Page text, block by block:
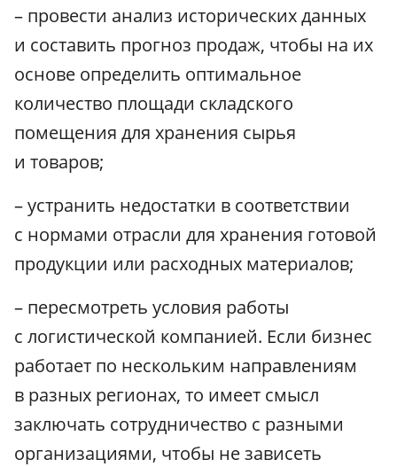
– провести анализ исторических данных
и составить прогноз продаж, чтобы на их
основе определить оптимальное
количество площади складского
помещения для хранения сырья
и товаров;
– устранить недостатки в соответствии
с нормами отрасли для хранения готовой
продукции или расходных материалов;
– пересмотреть условия работы
с логистической компанией. Если бизнес
работает по нескольким направлениям
в разных регионах, то имеет смысл
заключать сотрудничество с разными
организациями, чтобы не зависеть